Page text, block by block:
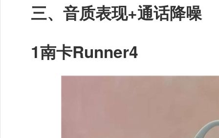
三、音质表现+通话降噪
1南卡Runner4